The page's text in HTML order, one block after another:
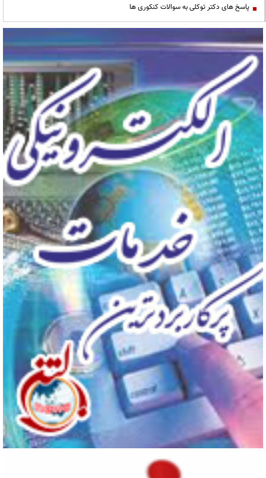
پاسخ های دکتر توکلی به سوالات کنکوری ها